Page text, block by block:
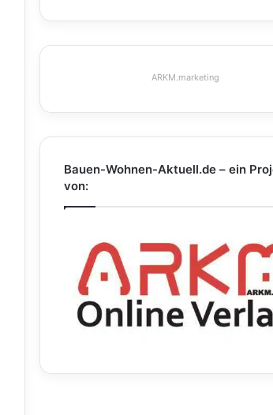
ARKM.marketing
Bauen-Wohnen-Aktuell.de – ein
von: